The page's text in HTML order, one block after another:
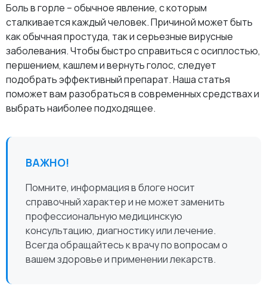
Боль в горле – обычное явление, с которым
сталкивается каждый человек. Причиной может быть
как обычная простуда, так и серьезные вирусные
заболевания. Чтобы быстро справиться с осиплостью,
першением, кашлем и вернуть голос, следует
подобрать эффективный препарат. Наша статья
поможет вам разобраться в современных средствах и
выбрать наиболее подходящее.
ВАЖНО!
Помните, информация в блоге носит
справочный характер и не может заменить
профессиональную медицинскую
консультацию, диагностику или лечение.
Всегда обращайтесь к врачу по вопросам о
вашем здоровье и применении лекарств.